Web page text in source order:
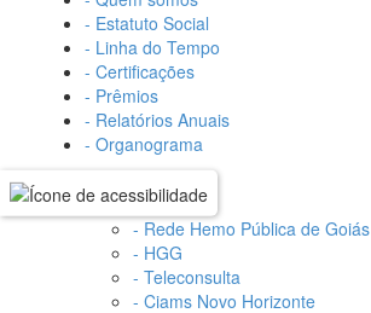
- Estatuto Social
- Linha do Tempo
- Certificações
- Prêmios
- Relatórios Anuais
- Organograma
- Saúde
- Rede Hemo Pública de Goiás
- HGG
- Teleconsulta
- Ciams Novo Horizonte